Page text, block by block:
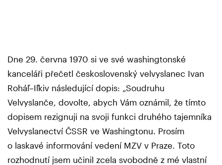
Dne 29. června 1970 si ve své washingtonské
kanceláři přečetl československý velvyslanec Ivan
Roháľ–Iľkiv následující dopis: „Soudruhu
Velvyslanče, dovolte, abych Vám oznámil, že tímto
dopisem rezignuji na svoji funkci druhého tajemníka
Velvyslanectví ČSSR ve Washingtonu. Prosím
o laskavé informování vedení MZV v Praze. Toto
rozhodnutí jsem učinil zcela svobodně z mé vlastní